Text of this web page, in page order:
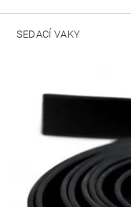
SEDACÍ VAKY